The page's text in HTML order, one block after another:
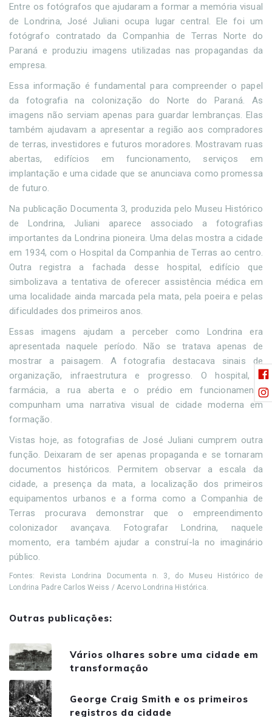
Entre os fotógrafos que ajudaram a formar a memória visual
de Londrina, José Juliani ocupa lugar central. Ele foi um
fotógrafo contratado da Companhia de Terras Norte do
Paraná e produziu imagens utilizadas nas propagandas da
empresa.
Essa informação é fundamental para compreender o papel
da fotografia na colonização do Norte do Paraná. As
imagens não serviam apenas para guardar lembranças. Elas
também ajudavam a apresentar a região aos compradores
de terras, investidores e futuros moradores. Mostravam ruas
abertas, edifícios em funcionamento, serviços em
implantação e uma cidade que se anunciava como promessa
de futuro.
Na publicação Documenta 3, produzida pelo Museu Histórico
de Londrina, Juliani aparece associado a fotografias
importantes da Londrina pioneira. Uma delas mostra a cidade
em 1934, com o Hospital da Companhia de Terras ao centro.
Outra registra a fachada desse hospital, edifício que
simbolizava a tentativa de oferecer assistência médica em
uma localidade ainda marcada pela mata, pela poeira e pelas
dificuldades dos primeiros anos.
Essas imagens ajudam a perceber como Londrina era
apresentada naquele período. Não se tratava apenas de
mostrar a paisagem. A fotografia destacava sinais de
organização, infraestrutura e progresso. O hospital, a
farmácia, a rua aberta e o prédio em funcionamento
compunham uma narrativa visual de cidade moderna em
formação.
Vistas hoje, as fotografias de José Juliani cumprem outra
função. Deixaram de ser apenas propaganda e se tornaram
documentos históricos. Permitem observar a escala da
cidade, a presença da mata, a localização dos primeiros
equipamentos urbanos e a forma como a Companhia de
Terras procurava demonstrar que o empreendimento
colonizador avançava. Fotografar Londrina, naquele
momento, era também ajudar a construí-la no imaginário
público.
Fontes: Revista Londrina Documenta n. 3, do Museu Histórico de
Londrina Padre Carlos Weiss / Acervo Londrina Histórica.
Outras publicações:
Vários olhares sobre uma cidade em
transformação
George Craig Smith e os primeiros
registros da cidade